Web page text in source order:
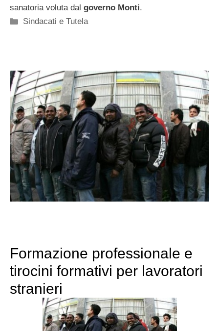
sanatoria voluta dal governo Monti.
Categorie
Sindacati e Tutela
Formazione professionale e
tirocini formativi per lavoratori
stranieri